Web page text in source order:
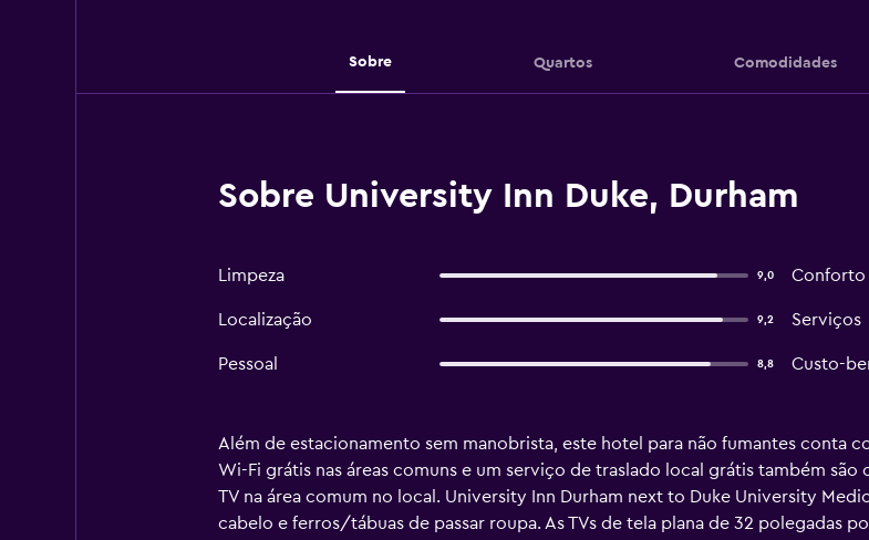
Sobre Quartos Comodidades
Sobre University Inn Duke, Durham
Limpeza 9,0 Conforto
Localização 9,2 Serviços
Pessoal 8,8 Custo-
Além de estacionamento sem manobrista, este hotel para não fumantes conta
Wi-Fi grátis nas áreas comuns e um serviço de traslado local grátis também
TV na área comum no local. University Inn Durham next to Duke University
cabelo e ferros/tábuas de passar roupa. As TVs de tela plana de 32 polegadas